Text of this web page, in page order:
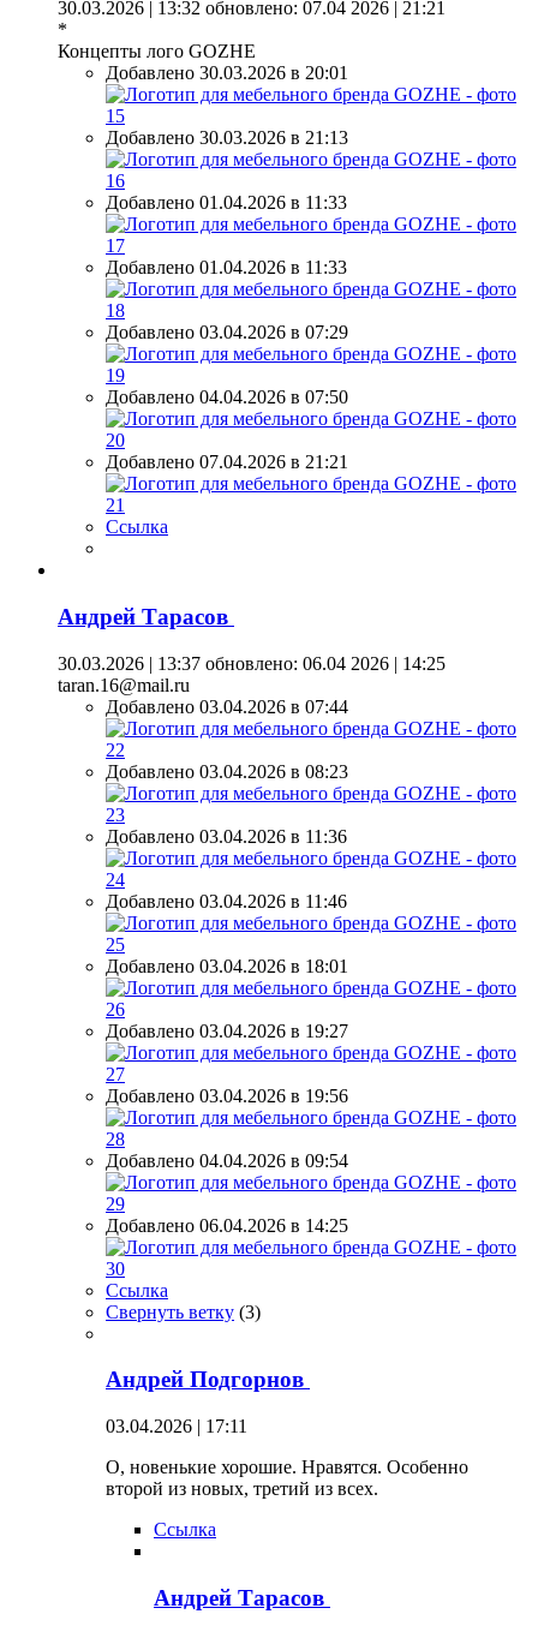
30.03.2026 | 13:32 обновлено: 07.04 2026 | 21:21
*
Концепты лого GOZHE
Добавлено 30.03.2026 в 20:01
Добавлено 30.03.2026 в 21:13
Добавлено 01.04.2026 в 11:33
Добавлено 01.04.2026 в 11:33
Добавлено 03.04.2026 в 07:29
Добавлено 04.04.2026 в 07:50
Добавлено 07.04.2026 в 21:21
Ссылка
Андрей Тарасов
30.03.2026 | 13:37 обновлено: 06.04 2026 | 14:25
taran.16@mail.ru
Добавлено 03.04.2026 в 07:44
Добавлено 03.04.2026 в 08:23
Добавлено 03.04.2026 в 11:36
Добавлено 03.04.2026 в 11:46
Добавлено 03.04.2026 в 18:01
Добавлено 03.04.2026 в 19:27
Добавлено 03.04.2026 в 19:56
Добавлено 04.04.2026 в 09:54
Добавлено 06.04.2026 в 14:25
Ссылка
Свернуть ветку (3)
Андрей Подгорнов
03.04.2026 | 17:11
О, новенькие хорошие. Нравятся. Особенно
второй из новых, третий из всех.
Ссылка
Андрей Тарасов